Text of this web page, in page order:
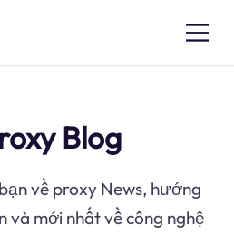
Blog
về proxy News, hướng
và mới nhất về công nghệ